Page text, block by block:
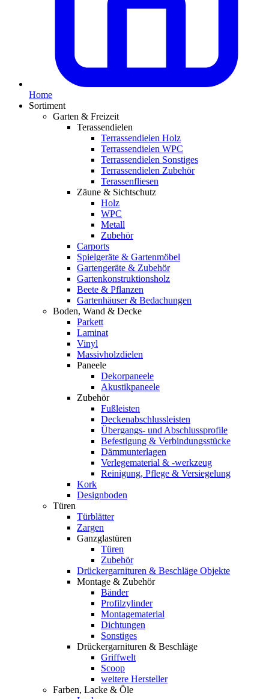
Home
Sortiment
Garten & Freizeit
Terassendielen
Terrassendielen Holz
Terrassendielen WPC
Terrassendielen Sonstiges
Terrassendielen Zubehör
Terassenfliesen
Zäune & Sichtschutz
Holz
WPC
Metall
Zubehör
Carports
Spielgeräte & Gartenmöbel
Gartengeräte & Zubehör
Gartenkonstruktionsholz
Beete & Pflanzen
Gartenhäuser & Bedachungen
Boden, Wand & Decke
Parkett
Laminat
Vinyl
Massivholzdielen
Paneele
Dekorpaneele
Akustikpaneele
Zubehör
Fußleisten
Deckenabschlussleisten
Übergangs- und Abschlussprofile
Befestigung & Verbindungsstücke
Dämmunterlagen
Verlegematerial & -werkzeug
Reinigung, Pflege & Versiegelung
Kork
Designboden
Türen
Türblätter
Zargen
Ganzglastüren
Türen
Zubehör
Drückergarnituren & Beschläge Objekte
Montage & Zubehör
Bänder
Profilzylinder
Montagematerial
Dichtungen
Sonstiges
Drückergarnituren & Beschläge
Griffwelt
Scoop
weitere Hersteller
Farben, Lacke & Öle